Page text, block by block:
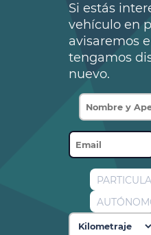
Si estás
vehículo en
avisaremos
tengamos
nuevo.